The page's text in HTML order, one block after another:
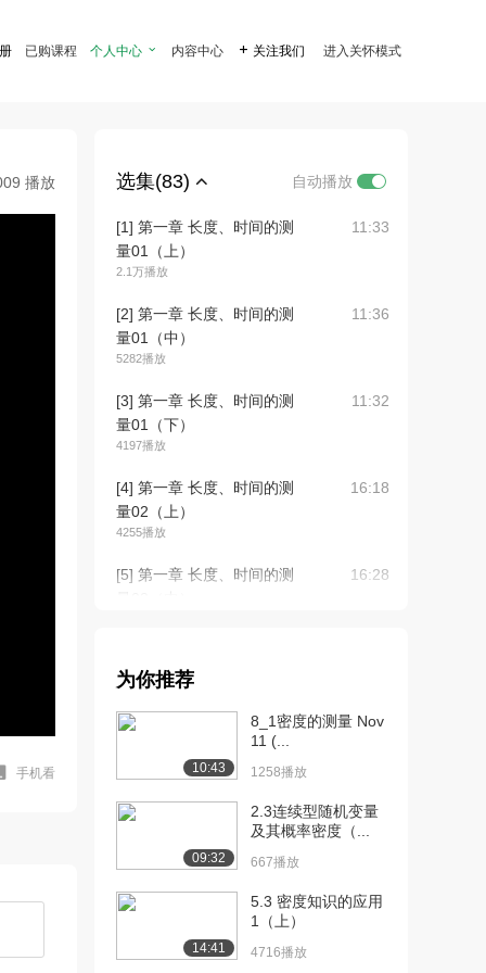
已购课程 个人中心  内容中心  关注我们 进入关怀模式
播放
手机看
选集(83) 自动播放
[1] 第一章 长度、时间的测
量01（上）
2.1万播放
11:33
[2] 第一章 长度、时间的测
量01（中）
5282播放
11:36
[3] 第一章 长度、时间的测
量01（下）
4197播放
11:32
[4] 第一章 长度、时间的测
量02（上）
4255播放
16:18
[5] 第一章 长度、时间的测
16:28
量02（下）
[7] 第一章 长度、时间的测
量03（上）
[8] 第一章 长度、时间的测
量03（中）
16:58
[9] 第一章 长度、时间的测
量03（下）
为你推荐
10:43
8_1密度的测量 Nov
11 (...
1258播放
09:32
2.3连续型随机变量
及其概率密度（...
667播放
14:41
5.3 密度知识的应用
1（上）
4716播放